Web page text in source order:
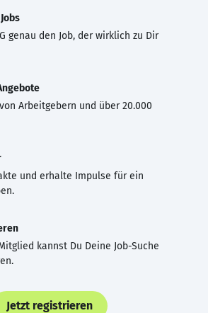
genau den Job, der wirklich zu Dir
Arbeitgebern und über 20.000
und erhalte Impulse für ein
kannst Du Deine Job-Suche
Jetzt registrieren